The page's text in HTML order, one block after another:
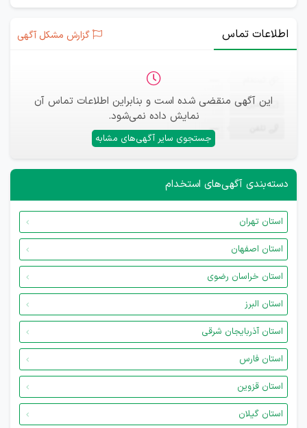
اطلاعات تماس گزارش مشکل آگهی
این آگهی منقضی شده است و بنابراین اطلاعات تماس آن
نمایش داده نمی‌شود.
جستجوی سایر آگهی‌های مشابه
ایمیل —
—
دسته‌بندی آگهی‌های استخدام
استان تهران
استان اصفهان
استان خراسان رضوی
استان البرز
استان آذربایجان شرقی
استان فارس
استان قزوین
استان گیلان